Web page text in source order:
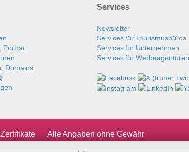
Porträt
Domains
Services
Newsletter
Services für Tourismusbüros
Services für Unternehmen
Services für Werbeagenturen
Zertifikate Alle Angaben ohne Gewähr